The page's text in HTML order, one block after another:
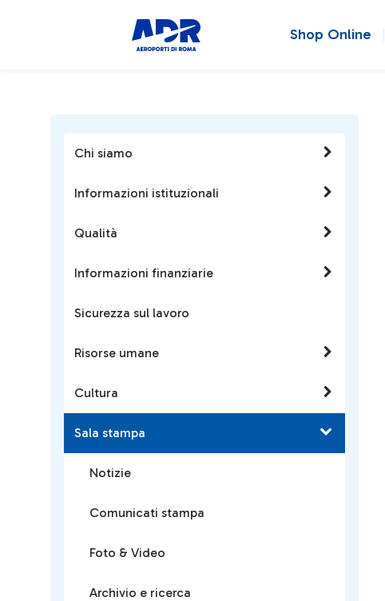
Shop Online
Chi siamo
Informazioni istituzionali
Qualità
Informazioni finanziarie
Sicurezza sul lavoro
Risorse umane
Cultura
Sala stampa
Notizie
Comunicati stampa
Foto & Video
Archivio e ricerca